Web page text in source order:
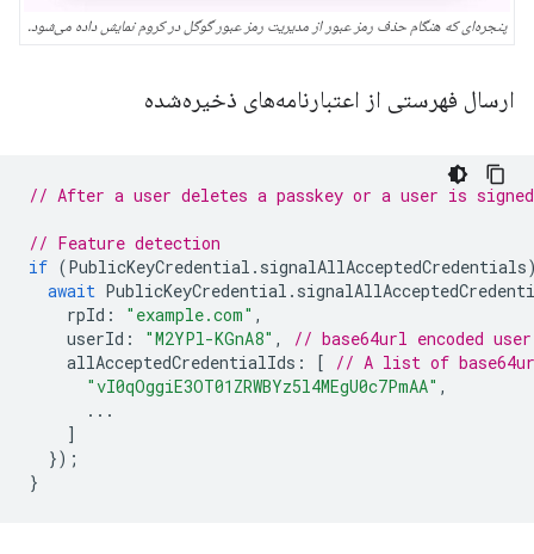
پنجره‌ای که هنگام حذف رمز عبور از مدیریت رمز عبور گوگل در کروم نمایش داده می‌شود.
ارسال فهرستی از اعتبارنامه‌های ذخیره‌شده
// After a user deletes a passkey or a user is
// Feature detection
if (PublicKeyCredential . signalAllAcceptedCredentials
await PublicKeyCredential .
rpId : "example.com" ,
userId : "M2YPl-KGnA8" ,
// base64url encoded
allAcceptedCredentialIds : [
// A list of
"vI0qOggiE3OT01ZRWBYz5l4MEgU0c7PmAA" ,
...
]
});
}